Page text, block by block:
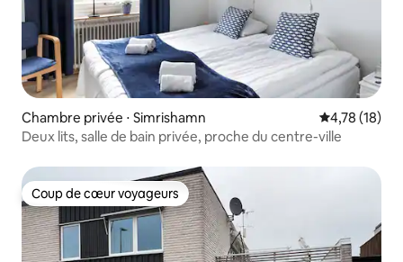
Chambre privée ⋅ Simrishamn Évaluation
4,78 (18)
Deux lits, salle de bain privée, proche du centre-ville
Coup de cœur voyageurs
Coup de cœur voyageurs